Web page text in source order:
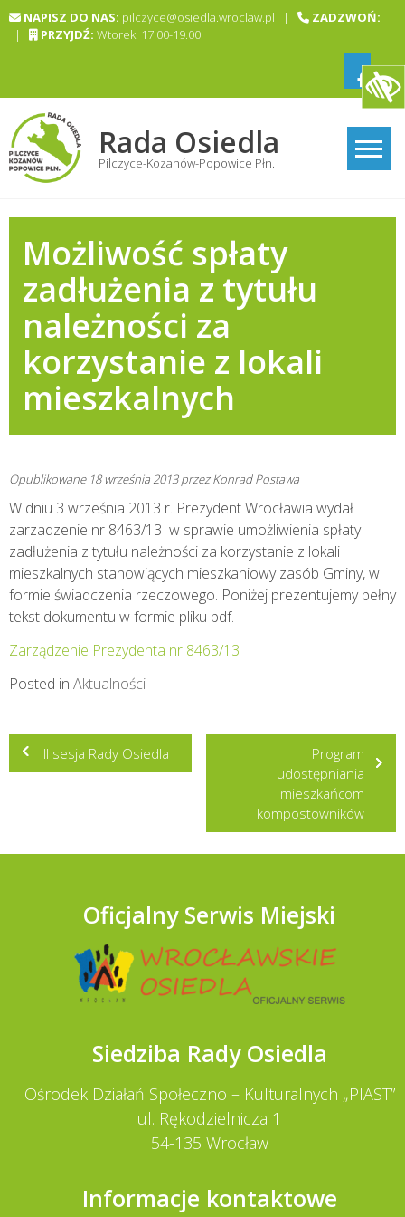
Skip NAPISZ DO NAS: pilczyce@osiedla.wroclaw.pl |
ZADZWOŃ:
|
PRZYJDŹ: Wtorek: 17.00-19.00
Rada Osiedla
Pilczyce-Kozanów-Popowice Płn.
Możliwość spłaty
zadłużenia z tytułu
należności za
korzystanie z lokali
mieszkalnych
Opublikowane 18 września 2013przezKonrad Postawa
W dniu 3 września 2013 r. Prezydent Wrocławia wydał
zarzadzenie nr 8463/13 w sprawie umożliwienia spłaty
zadłużenia z tytułu należności za korzystanie z lokali
mieszkalnych stanowiących mieszkaniowy zasób Gminy, w
formie świadczenia rzeczowego. Poniżej prezentujemy pełny
tekst dokumentu w formie pliku pdf.
Zarządzenie Prezydenta nr 8463/13
Posted in Aktualności
Nawigacja
wpisu
III sesja Rady Osiedla
Program
udostępniania
mieszkańcom
kompostowników
Oficjalny Serwis Miejski
Siedziba Rady Osiedla
Ośrodek Działań Społeczno – Kulturalnych „PIAST”
ul. Rękodzielnicza 1
54-135 Wrocław
Informacje kontaktowe